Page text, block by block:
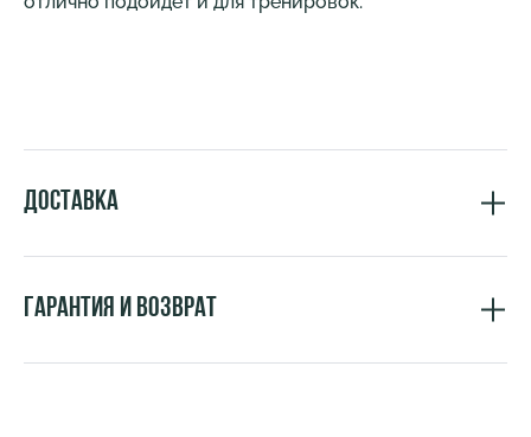
Доставка
Гарантия и возврат